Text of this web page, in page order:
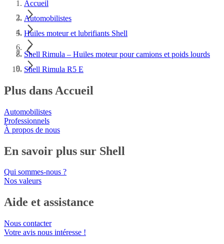
Accueil
Automobilistes
Huiles moteur et lubrifiants Shell
Shell Rimula – Huiles moteur pour camions et poids lourds
Shell Rimula R5 E
Plus dans Accueil
Automobilistes
Professionnels
À propos de nous
En savoir plus sur Shell
Qui sommes-nous ?
Nos valeurs
Aide et assistance
Nous contacter
Votre avis nous intéresse !